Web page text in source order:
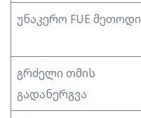
უნაკერო FUE მეთოდი
გრძელი თმის
გადანერგვა